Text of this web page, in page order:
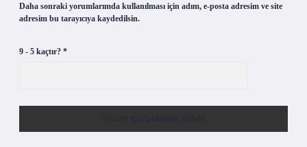
Daha sonraki yorumlarımda kullanılması için adım, e-posta adresim ve site
adresim bu tarayıcıya kaydedilsin.
9 - 5 kaçtır? *